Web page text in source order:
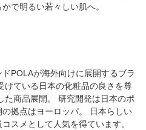
で明るい若々しい肌へ。
POLAが海外向けに展開するブラ
けている日本の化粧品の良さを尊
た商品展開。 研究開発は日本のポ
拠点はヨーロッパ。 日本らしい
スメとして人気を得ています。